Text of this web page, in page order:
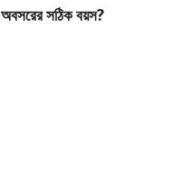
অবসরের সঠিক বয়স?